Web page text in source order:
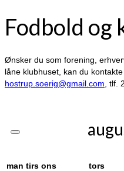
Fodbold og
Ønsker du som forening,
låne klubhuset, kan du
hostrup.soerig@gmail.com, tlf.
man tirs ons tors